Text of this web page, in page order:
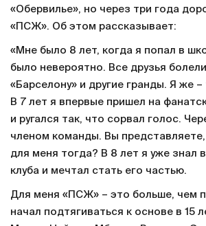
«Обервилье», но через три года
«ПСЖ». Об этом рассказывает:
«Мне было 8 лет, когда я попал в
было невероятно. Все друзья
«Барселону» и другие гранды. Я же
В 7 лет я впервые пришел на
и ругался так, что сорвал голос.
членом команды. Вы
для меня тогда? В 8 лет я уже знал
клуба и мечтал стать его частью.
Для меня «ПСЖ» – это больше, чем
начал подтягиваться к основе в 15